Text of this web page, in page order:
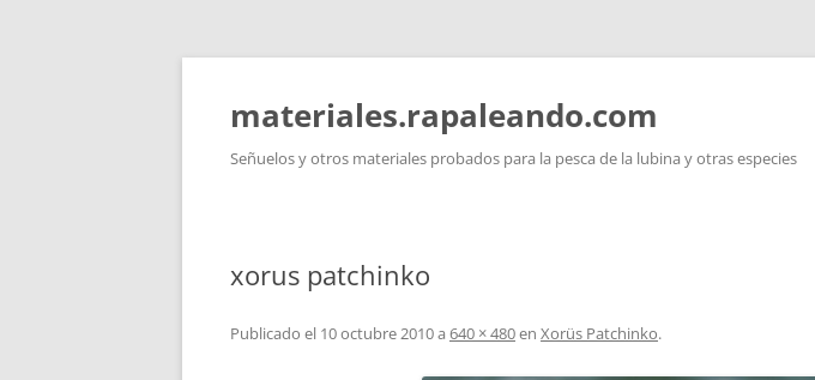
Saltar
materiales.rapaleando.com
Señuelos y otros materiales probados para la pesca de la lubina y otras especies
xorus patchinko
Publicado el 10 octubre 2010a 640 × 480en Xorüs Patchinko.